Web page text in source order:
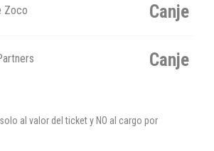
Zoco Canje
Canje
al valor del ticket y NO al cargo por